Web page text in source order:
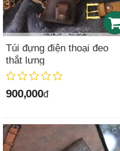
Túi đựng điện thoại đeo
thắt lưng
900,000đ